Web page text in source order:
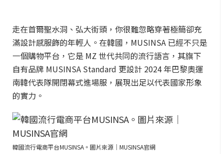
走在首爾聖水洞、弘大街頭，你很難忽略穿著極簡卻充
滿設計感服飾的年輕人。在韓國，MUSINSA 已經不只是
一個購物平台，它是 MZ 世代共同的流行語言，其旗下
自有品牌 MUSINSA Standard 更設計 2024 年巴黎奧運
南韓代表隊開閉幕式進場服，展現出足以代表國家形象
的實力。
韓國流行電商平台MUSINSA。圖片來源｜MUSINSA官網